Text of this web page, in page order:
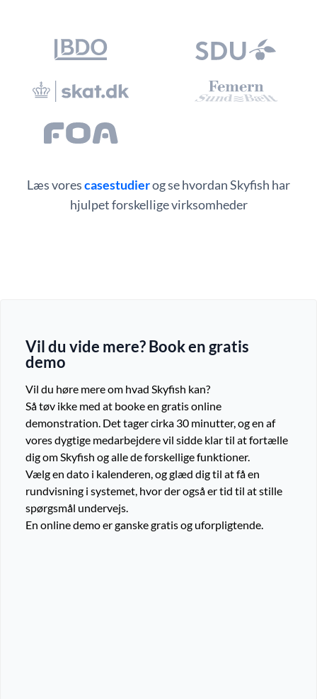
Læs vorescasestudierog se hvordan Skyfish har
hjulpet forskellige virksomheder
Vil du vide mere? Book en gratis
demo
Vil du høre mere om hvad Skyfish kan?
Så tøv ikke med at booke en gratis online
demonstration. Det tager cirka 30 minutter, og en af
vores dygtige medarbejdere vil sidde klar til at fortælle
dig om Skyfish og alle de forskellige funktioner.
Vælg en dato i kalenderen, og glæd dig til at få en
rundvisning i systemet, hvor der også er tid til at stille
spørgsmål undervejs.
En online demo er ganske gratis og uforpligtende.